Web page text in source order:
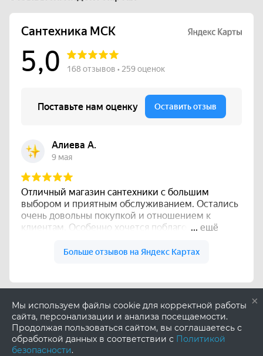
×
Мы используем файлы cookie для корректной работы
сайта, персонализации и анализа посещаемости.
Продолжая пользоваться сайтом, вы соглашаетесь с
обработкой данных в соответствии с Политикой
безопасности.